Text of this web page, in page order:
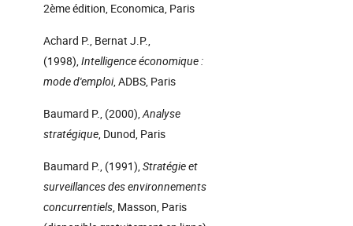
2ème édition, Economica, Paris
Achard P., Bernat J.P.,
(1998),Intelligence économique :
mode d'emploi, ADBS, Paris
Baumard P., (2000),Analyse
stratégique, Dunod, Paris
Baumard P., (1991),Stratégie et
surveillances des environnements
concurrentiels, Masson, Paris